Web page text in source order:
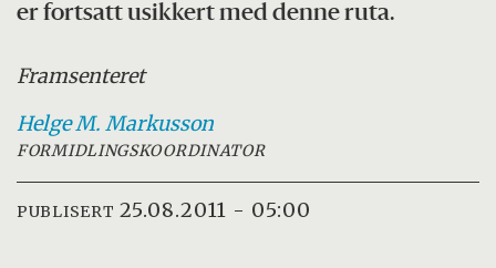
er fortsatt usikkert med denne ruta.
Framsenteret
Helge M. Markusson
FORMIDLINGSKOORDINATOR
PUBLISERT 25.08.2011 - 05:00